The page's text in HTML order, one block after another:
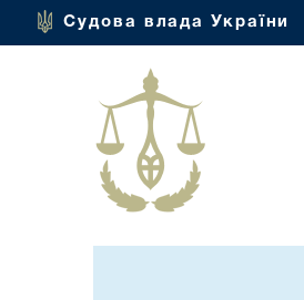
Судова влада України